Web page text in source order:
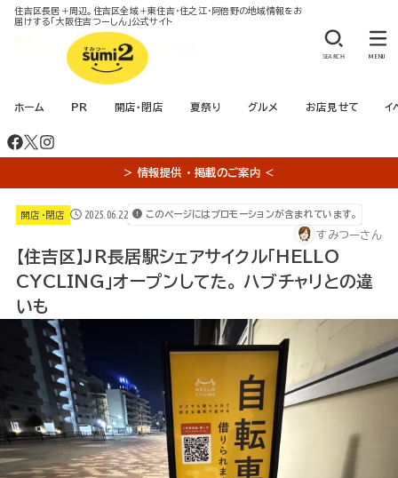
住吉区長居＋周辺。住吉区全域＋東住吉・住之江・阿倍野の地域情報をお
届けする「大阪住吉つーしん」公式サイト
ホーム PR 開店・閉店 夏祭り グルメ お店見せて イ
SEARCH MENU
＞ 情報提供 ・ 掲載のご案内 ＜
開店・閉店 2025.06.22 このページにはプロモーションが含まれています。
すみつーさん
【住吉区】JR長居駅シェアサイクル「HELLO
CYCLING」オープンしてた。 ハブチャリとの違
いも